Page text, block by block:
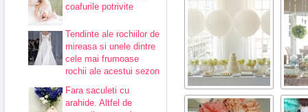
coafurile potrivite
Tendinte ale rochiilor de
mireasa si unele dintre
cele mai frumoase
rochii ale acestui sezon
Fara saculeti cu
arahide. Altfel de